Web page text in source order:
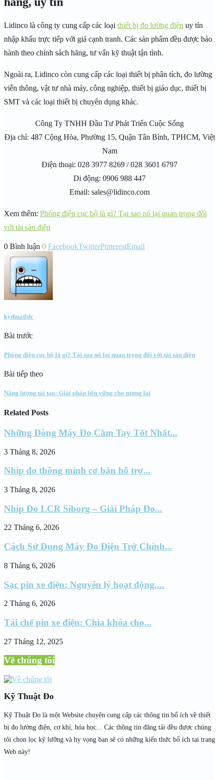
Lidinco là công ty cung cấp các loại thiết bị đo lường điện uy tín
nhập khẩu trực tiếp với giá cạnh tranh. Các sản phẩm đều được bảo
hành theo chính sách hãng, tư vấn kỹ thuật tận tình.
Ngoài ra, Lidinco còn cung cấp các loại thiết bị phân tích, đo lường
viễn thông, vật tư nhà máy, công nghiệp, thiết bị giáo dục, thiết bị
SMT và các loại thiết bị chuyên dụng khác.
Công Ty TNHH Đầu Tư Phát Triển Cuộc Sống
Địa chỉ: 487 Cộng Hòa, Phường 15, Quận Tân Bình, TPHCM, Việt
Nam
Điện thoại: 028 3977 8269 / 028 3601 6797
Di động: 0906 988 447
Email: sales@lidinco.com
Xem thêm: Phóng điện cục bộ là gì? Tại sao nó lại quan trọng đối
với tài sản điện
0 Bình luận 0 FacebookTwitterPinterestEmail
kythuatldc
Bài trước
Phóng điện cục bộ là gì? Tại sao nó lại quan trọng đối với tài sản điện
Bài tiếp theo
Năng lượng tái tạo: Giải pháp bền vững cho tương lai
Related Posts
Những Dòng Máy Đo Cầm Tay Tốt Nhất...
3 Tháng 8, 2026
Nhíp đo thông minh cơ bản hỗ trợ...
3 Tháng 8, 2026
Nhíp Đo LCR Siborg – Giải Pháp Đo...
22 Tháng 6, 2026
Cách Sử Dụng Máy Đo Điện Trở Chính...
8 Tháng 6, 2026
Sạc pin xe điện: Nguyên lý hoạt động,...
2 Tháng 6, 2026
Tái chế pin xe điện: Chìa khóa cho...
27 Tháng 12, 2025
Về chúng tôi
Kỹ Thuật Đo
Kỹ Thuật Đo là một Website chuyên cung cấp các thông tin bổ ích về thiết
bị đo lường điện, cơ khí, hóa học... Các thông tin đăng tải đều được chúng
tôi chọn lọc kỹ lưỡng và hy vọng bạn sẽ có những kiến thức bổ ích tại trang
Web này!